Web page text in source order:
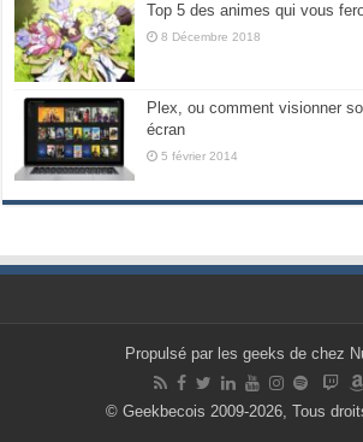
Top 5 des animes qui vous
8 Décembre 2018
Plex, ou comment visionner
écran
5 février 2014
Propulsé par les geeks de chez
© Geekbecois 2009-2026, Tous